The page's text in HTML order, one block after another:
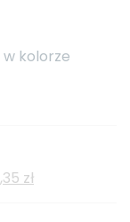
kolorze
zł